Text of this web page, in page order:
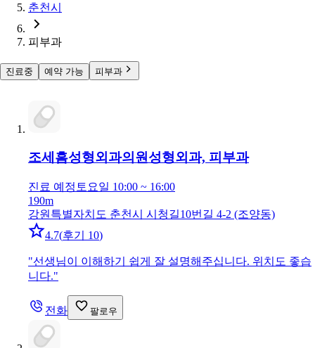
춘천시
피부과
진료중 예약 가능 피부과
조세흠성형외과의원성형외과, 피부과
진료 예정 토요일 10:00 ~ 16:00
190m
강원특별자치도 춘천시 시청길10번길 4-2 (조양동)
4.7(후기 10)
"선생님이 이해하기 쉽게 잘 설명해주십니다. 위치도 좋습
니다."
전화 팔로우